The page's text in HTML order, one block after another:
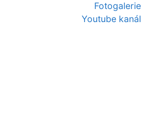
Fotogalerie
Youtube kanál